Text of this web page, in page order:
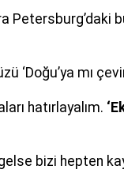
Petersburg’daki
‘Doğu’ya mı
hatırlayalım.
bizi hepten